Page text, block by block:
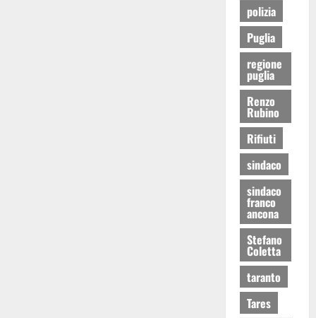
polizia
Puglia
regione
puglia
Renzo
Rubino
Rifiuti
sindaco
sindaco
franco
ancona
Stefano
Coletta
taranto
Tares